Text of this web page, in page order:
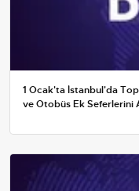
1 Ocak'ta İstanbul'da
ve Otobüs Ek Seferlerini